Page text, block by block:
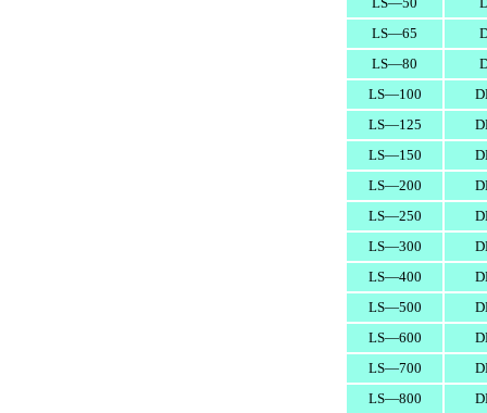
LS—65
LS—80
LS—100
LS—125
LS—150
LS—200
LS—250
LS—300
LS—400
LS—500
LS—600
LS—700
LS—800